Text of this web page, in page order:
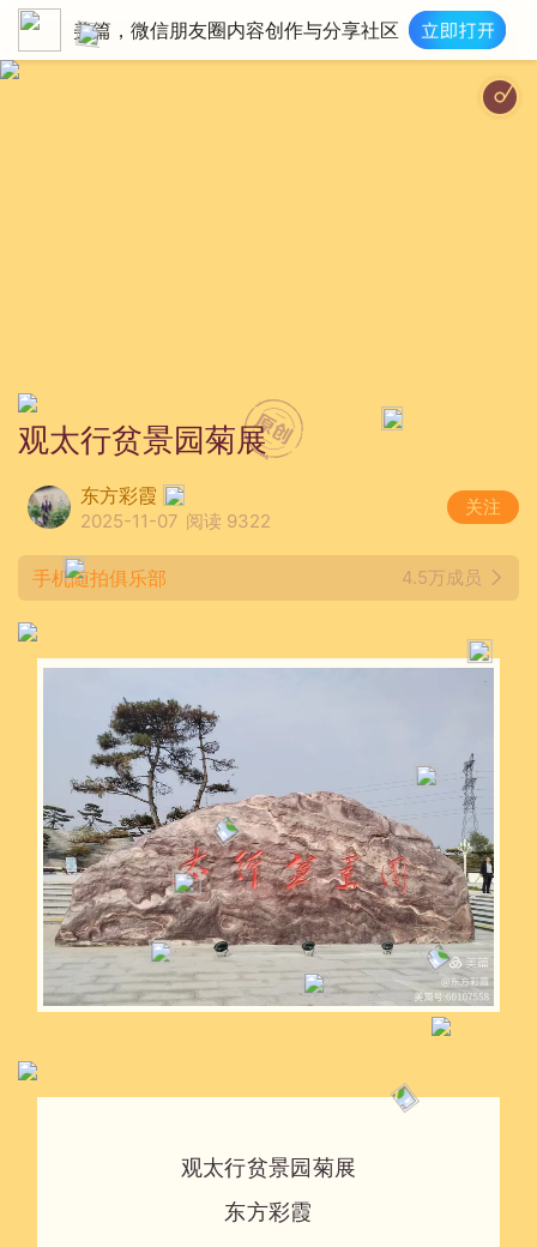
美篇，微信朋友圈内容创作与分享社区
观太行贫景园菊展
东方彩霞
2025-11-07 阅读 9322
关注
手机随拍俱乐部 4.5万成员
观太行贫景园菊展
东方彩霞